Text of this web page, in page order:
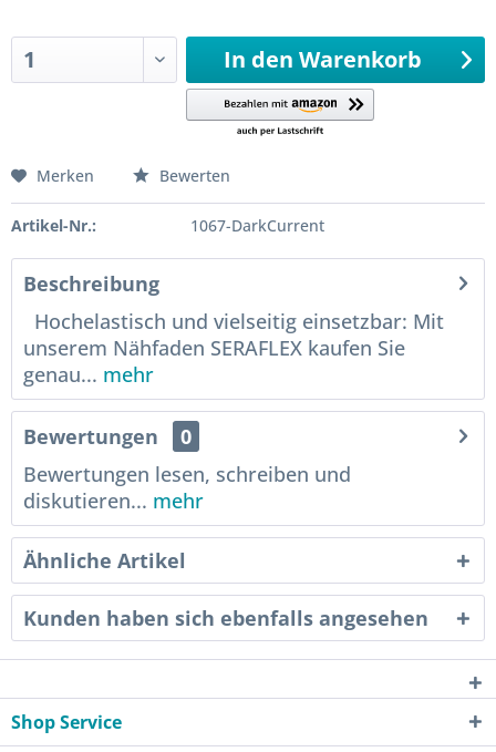
In den Warenkorb
Merken Bewerten
Artikel-Nr.: 1067-DarkCurrent
Beschreibung
Hochelastisch und vielseitig einsetzbar: Mit
unserem Nähfaden SERAFLEX kaufen Sie
genau... mehr
Bewertungen
0
Bewertungen lesen, schreiben und
diskutieren... mehr
Ähnliche Artikel
Kunden haben sich ebenfalls angesehen
Shop Service